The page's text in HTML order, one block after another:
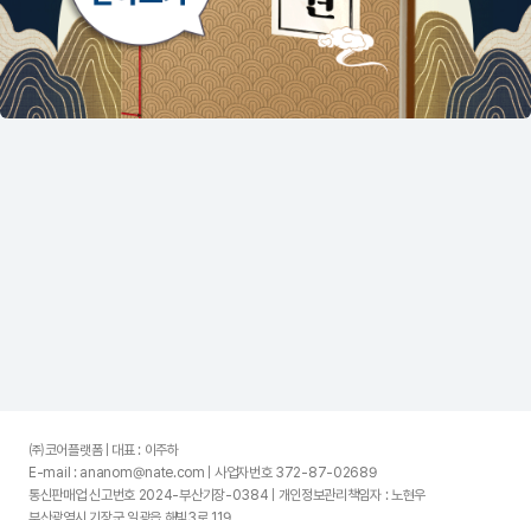
㈜코어플랫폼 | 대표 : 이주하
E-mail : ananom@nate.com | 사업자번호 372-87-02689
통신판매업 신고번호 2024-부산기장-0384 | 개인정보관리책임자 : 노현우